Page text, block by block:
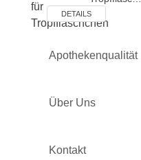
DETAILS
Apothekenqualität
Über Uns
Kontakt